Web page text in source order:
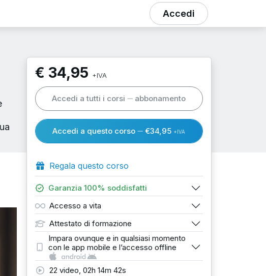
Accedi
€ 34,95 +IVA
Accedi a tutti i corsi abbonamento
Accedi a questo corso €34,95 +IVA
Regala questo corso
Garanzia 100% soddisfatti
Accesso a vita
Attestato di formazione
Impara ovunque e in qualsiasi momento
con le app mobile e l’accesso offline
22 video, 02h 14m 42s